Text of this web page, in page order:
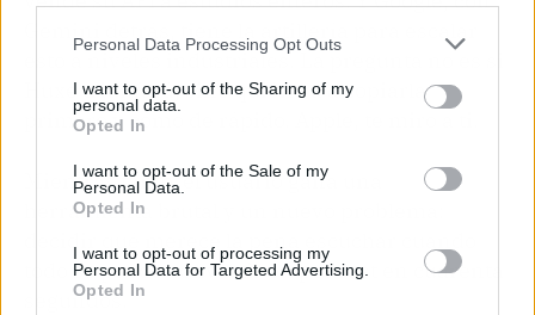
Personal Data Processing Opt Outs
I want to opt-out of the Sharing of my
personal data.
Opted In
I want to opt-out of the Sale of my
Personal Data.
Opted In
I want to opt-out of processing my
Personal Data for Targeted Advertising.
Opted In
esto a niveles industriales. La pregunta no es si
Huxe triunfará, sino quién va a copiarla
primero y cómo de rápido. Apple, te miro a ti.
Mientras tanto, el usuario gana una
herramienta brutal y un nuevo problema:
decidir qué merece la pena escuchar cuando
todo se puede convertir en podcast en cuarenta
segundos.